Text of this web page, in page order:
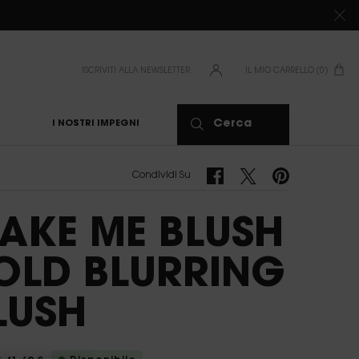
ISCRIVITI ALLA NEWSLETTER IL MIO CARRELLO 0
I NOSTRI IMPEGNI Cerca
Condividi Su Condividi Su Facebook
Condividi Su Twitter
Condividi Su
ME BLUSH
BLURRING